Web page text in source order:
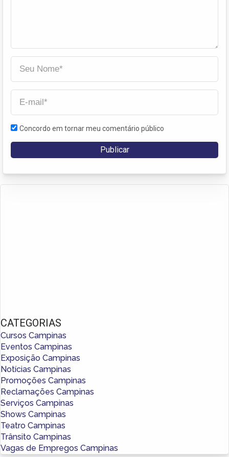
Concordo em tornar meu comentário público
CATEGORIAS
Cursos Campinas
Eventos Campinas
Exposição Campinas
Notícias Campinas
Promoções Campinas
Reclamações Campinas
Serviços Campinas
Shows Campinas
Teatro Campinas
Trânsito Campinas
Vagas de Empregos Campinas